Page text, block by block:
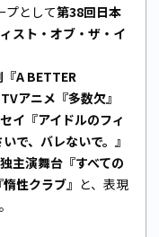
プとして第38回日本
スト・オブ・ザ・イ
A BETTER
TVアニメ『多数欠』
イ『アイドルのフィ
いで、バレないで。』
主演舞台『すべての
性クラブ』 と、表現